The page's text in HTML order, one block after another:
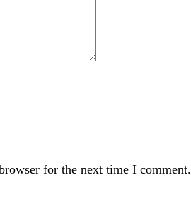
for the next time I comment.